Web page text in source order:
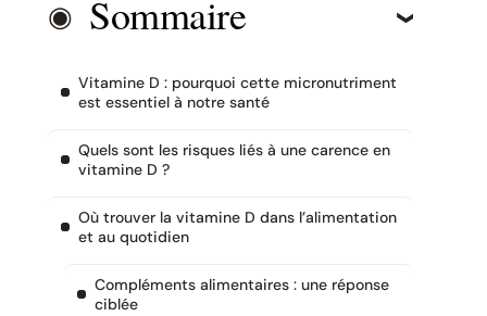
Sommaire
Vitamine D : pourquoi cette micronutriment
est essentiel à notre santé
Quels sont les risques liés à une carence en
vitamine D ?
Où trouver la vitamine D dans l’alimentation
et au quotidien
Compléments alimentaires : une réponse
ciblée